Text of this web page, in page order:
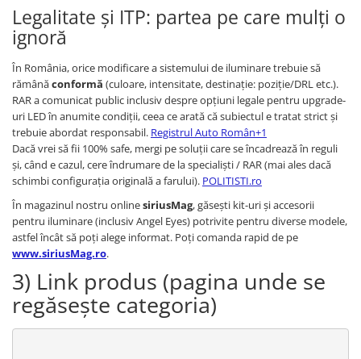
Legalitate și ITP: partea pe care mulți o
ignoră
În România, orice modificare a sistemului de iluminare trebuie să
rămânăconformă (culoare, intensitate, destinație: poziție/DRL etc.).
RAR a comunicat public inclusiv despre opțiuni legale pentru upgrade-
uri LED în anumite condiții, ceea ce arată că subiectul e tratat strict și
trebuie abordat responsabil. Registrul Auto Român+1
Dacă vrei să fii 100% safe, mergi pe soluții care se încadrează în reguli
și, când e cazul, cere îndrumare de la specialiști / RAR (mai ales dacă
schimbi configurația originală a farului). POLITISTI.ro
În magazinul nostru onlinesiriusMag, găsești kit-uri și accesorii
pentru iluminare (inclusiv Angel Eyes) potrivite pentru diverse modele,
astfel încât să poți alege informat. Poți comanda rapid de pe
www.siriusMag.ro.
3) Link produs (pagina unde se
regăsește categoria)